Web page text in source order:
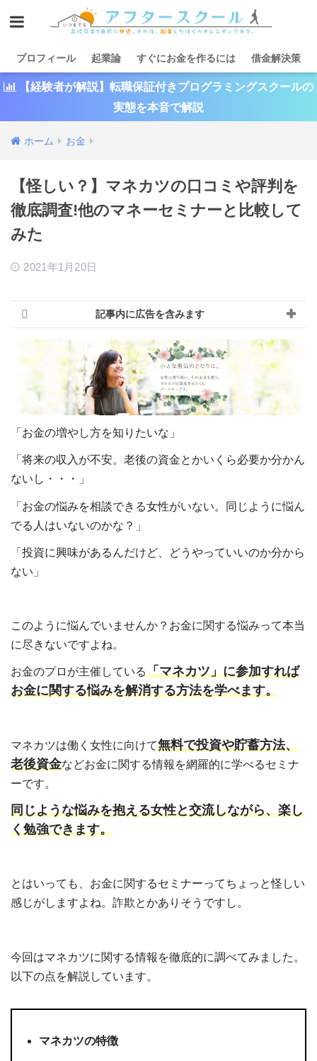
プロフィール 起業論 すぐにお金を作るには 借金解決策
【経験者が解説】転職保証付きプログラミングスクールの
実態を本音で解説
ホーム お金
【怪しい？】マネカツの口コミや評判を
徹底調査!他のマネーセミナーと比較して
みた
2021年1月20日
記事内に広告を含みます
「お金の増やし方を知りたいな」
「将来の収入が不安。老後の資金とかいくら必要か分かん
ないし・・・」
「お金の悩みを相談できる女性がいない。同じように悩ん
でる人はいないのかな？」
「投資に興味があるんだけど、どうやっていいのか分から
ない」
このように悩んでいませんか？お金に関する悩みって本当
に尽きないですよね。
お金のプロが主催している「マネカツ」に参加すれば
お金に関する悩みを解消する方法を学べます。
マネカツは働く女性に向けて無料で投資や貯蓄方法、
老後資金などお金に関する情報を網羅的に学べるセミナ
ーです。
同じような悩みを抱える女性と交流しながら、楽し
く勉強できます。
とはいっても、お金に関するセミナーってちょっと怪しい
感じがしますよね。詐欺とかありそうですし。
今回はマネカツに関する情報を徹底的に調べてみました。
以下の点を解説しています。
マネカツの特徴